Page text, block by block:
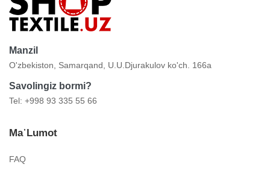
Manzil
O'zbekiston, Samarqand, U.U.Djurakulov ko'ch. 166a
Savolingiz bormi?
Tel: +998 93 335 55 66
Ma᾿lumot
FAQ